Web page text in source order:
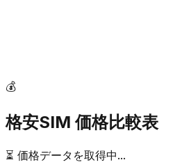
💰
格安SIM 価格比較表
⏳ 価格データを取得中...